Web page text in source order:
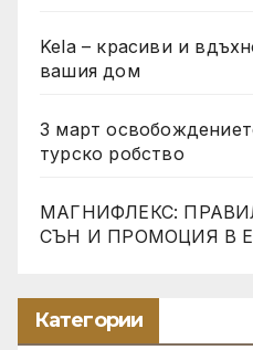
Kela – красиви и
вашия дом
3 март
турско робство
МАГНИФЛЕКС:
СЪН И ПРОМОЦИЯ В Е-
Категории